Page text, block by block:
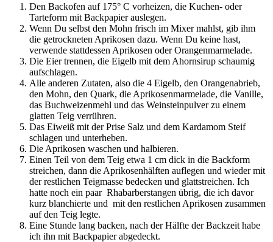
Den Backofen auf 175° C vorheizen, die Kuchen- oder
Tarteform mit Backpapier auslegen.
Wenn Du selbst den Mohn frisch im Mixer mahlst, gib ihm
die getrockneten Aprikosen dazu. Wenn Du keine hast,
verwende stattdessen Aprikosen oder Orangenmarmelade.
Die Eier trennen, die Eigelb mit dem Ahornsirup schaumig
aufschlagen.
Alle anderen Zutaten, also die 4 Eigelb, den Orangenabrieb,
den Mohn, den Quark, die Aprikosenmarmelade, die Vanille,
das Buchweizenmehl und das Weinsteinpulver zu einem
glatten Teig verrühren.
Das Eiweiß mit der Prise Salz und dem Kardamom Steif
schlagen und unterheben.
Die Aprikosen waschen und halbieren.
Einen Teil von dem Teig etwa 1 cm dick in die Backform
streichen, dann die Aprikosenhälften auflegen und wieder mit
der restlichen Teigmasse bedecken und glattstreichen. Ich
hatte noch ein paar Rhabarberstangen übrig, die ich davor
kurz blanchierte und mit den restlichen Aprikosen zusammen
auf den Teig legte.
Eine Stunde lang backen, nach der Hälfte der Backzeit habe
ich ihn mit Backpapier abgedeckt.